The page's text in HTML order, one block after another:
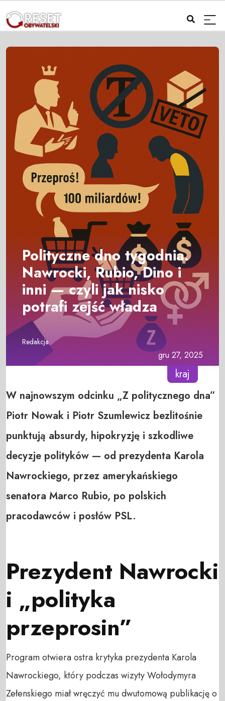
Polityczne dno tygodnia.
Nawrocki, Rubio, Dino i
inni — czyli jak nisko
potrafi zejść władza
Redakcja
gru 27, 2025
kraj
W najnowszym odcinku „Z politycznego dna”
Piotr Nowak i Piotr Szumlewicz bezlitośnie
punktują absurdy, hipokryzję i szkodliwe
decyzje polityków — od prezydenta Karola
Nawrockiego, przez amerykańskiego
senatora Marco Rubio, po polskich
pracodawców i posłów PSL.
Prezydent Nawrocki
i „polityka
przeprosin”
Program otwiera ostra krytyka prezydenta Karola
Nawrockiego, który podczas wizyty Wołodymyra
Zełenskiego miał wręczyć mu dwutomową publikację o